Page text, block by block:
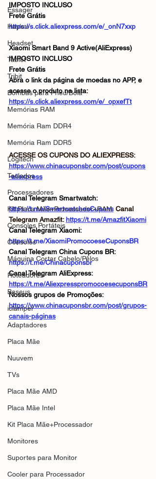
Essager
Haylou
Headset
Tablet
Tribit
Bombas para Pneu/Bola
Memórias RAM
Memória Ram DDR4
Memória Ram DDR5
Logitech
Teclados
Processadores
KIt Placa Mãe+Processador+RAM
Consoles Portáteis
Consoles
Máquina Cortar Cabelo/Pêlos
Roteadores
Baseus
iclamper
Adaptadores
Placa Mãe
Nuuvem
TVs
Placa Mãe AMD
Placa Mãe Intel
Kit Placa Mãe+Processador
Monitores
Suportes para Monitor
Cooler para Processador
IMPOSTO INCLUSO
Frete Grátis
https://s.click.aliexpress.com/e/_onN7xxp
Xiaomi Smart Band 9 Active(AliExpress)
IMPOSTO INCLUSO
Frete Grátis
Abra o link da página de moedas no APP, e
acesse o produto na lista:
https://s.click.aliexpress.com/e/_opxefTt
ACESSE OS CUPONS DO ALIEXPRESS:
https://www.chinacuponsbr.com/post/cupons
-aliexpress
Canal Telegram Smartwatch:
https://t.me/SmartwatchesCupons Canal
Telegram Amazfit: https://t.me/AmazfitXiaomi
Canal Telegram Xiaomi:
https://t.me/XiaomiPromocoeseCuponsBR
Canal Telegram China Cupons BR:
https://t.me/Chinacuponsbr
Canal Telegram AliExpress:
https://t.me/AliexpresspromocoesecuponsBR
Nossos grupos de Promoções:
https://www.chinacuponsbr.com/post/grupos-
canais-páginas